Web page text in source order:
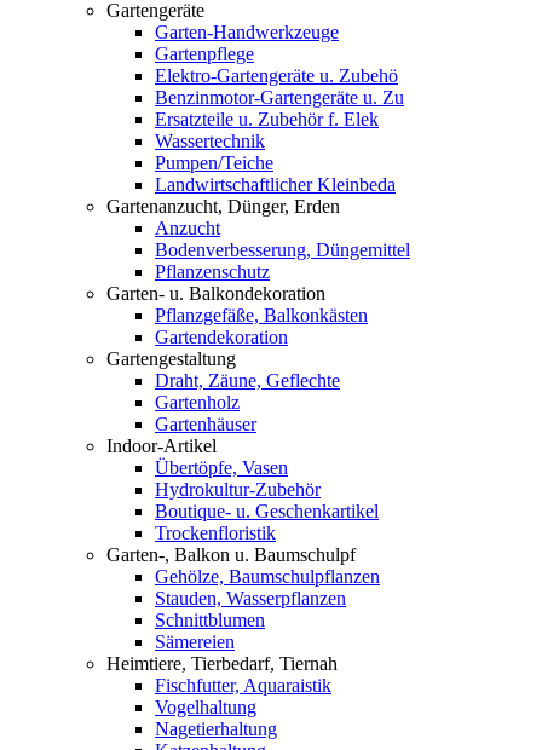
Gartengeräte
Garten-Handwerkzeuge
Gartenpflege
Elektro-Gartengeräte u. Zubehö
Benzinmotor-Gartengeräte u. Zu
Ersatzteile u. Zubehör f. Elek
Wassertechnik
Pumpen/Teiche
Landwirtschaftlicher Kleinbeda
Gartenanzucht, Dünger, Erden
Anzucht
Bodenverbesserung, Düngemittel
Pflanzenschutz
Garten- u. Balkondekoration
Pflanzgefäße, Balkonkästen
Gartendekoration
Gartengestaltung
Draht, Zäune, Geflechte
Gartenholz
Gartenhäuser
Indoor-Artikel
Übertöpfe, Vasen
Hydrokultur-Zubehör
Boutique- u. Geschenkartikel
Trockenfloristik
Garten-, Balkon u. Baumschulpf
Gehölze, Baumschulpflanzen
Stauden, Wasserpflanzen
Schnittblumen
Sämereien
Heimtiere, Tierbedarf, Tiernah
Fischfutter, Aquaraistik
Vogelhaltung
Nagetierhaltung